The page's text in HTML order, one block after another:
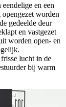
en een
worden
gedeelde deur
en vastgezet
worden open- en
lucht in de
bij warm